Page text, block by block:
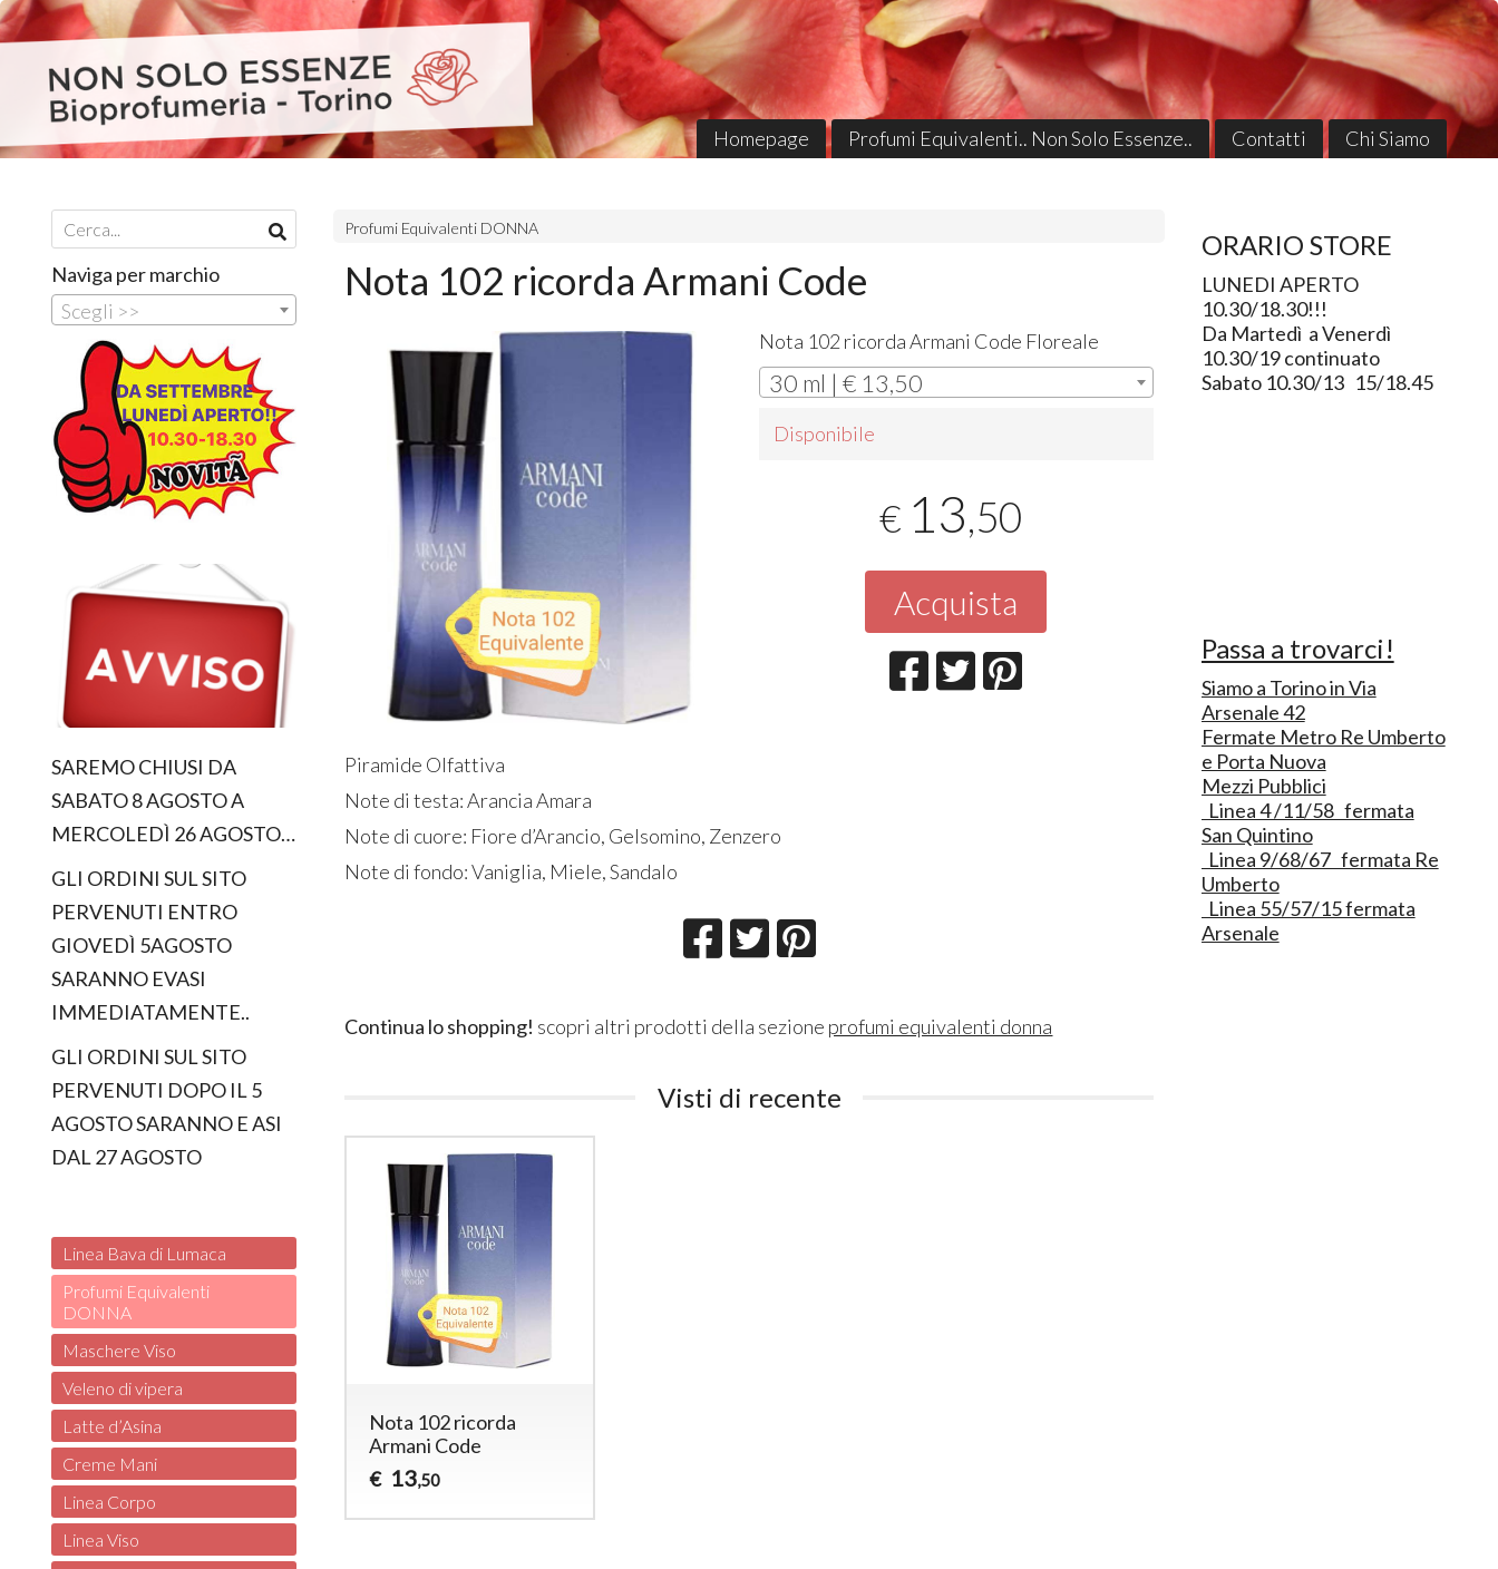
Homepage Profumi Equivalenti.. Non Solo Essenze.. Contatti Chi Siamo
Profumi Equivalenti DONNA
Nota 102 ricorda Armani Code
Nota 102 ricorda Armani Code Floreale
30 ml | € 13,50
Disponibile
€ 13,50
Acquista
Piramide Olfattiva
Note di testa: Arancia Amara
Note di cuore: Fiore d’Arancio, Gelsomino, Zenzero
Note di fondo: Vaniglia, Miele, Sandalo
Continua lo shopping! scopri altri prodotti della sezione profumi equivalenti donna
Visti di recente
Nota 102 ricorda
Armani Code
€ 13,50
Naviga per marchio
Scegli >>
SAREMO CHIUSI DA
SABATO 8 AGOSTO A
MERCOLEDÌ 26 AGOSTO…
GLI ORDINI SUL SITO
PERVENUTI ENTRO
GIOVEDÌ 5AGOSTO
SARANNO EVASI
IMMEDIATAMENTE..
GLI ORDINI SUL SITO
PERVENUTI DOPO IL 5
AGOSTO SARANNO E ASI
DAL 27 AGOSTO
Linea Bava di Lumaca
Profumi Equivalenti
DONNA
Maschere Viso
Veleno di vipera
Latte d’Asina
Creme Mani
Linea Corpo
Linea Viso
ORARIO STORE
LUNEDI APERTO
10.30/18.30!!!
Da Martedì a Venerdì
10.30/19 continuato
Sabato 10.30/13 15/18.45
Passa a trovarci!
Siamo a Torino in Via
Arsenale 42
Fermate Metro Re Umberto
e Porta Nuova
Mezzi Pubblici
Linea 4 /11/58 fermata
San Quintino
Linea 9/68/67 fermata Re
Umberto
Linea 55/57/15 fermata
Arsenale